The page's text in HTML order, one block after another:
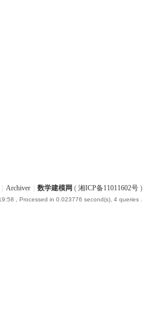
Archiver 数学建模网 ( 湘ICP备11011602号)
, Processed in 0.023776 second(s), 4 queries .